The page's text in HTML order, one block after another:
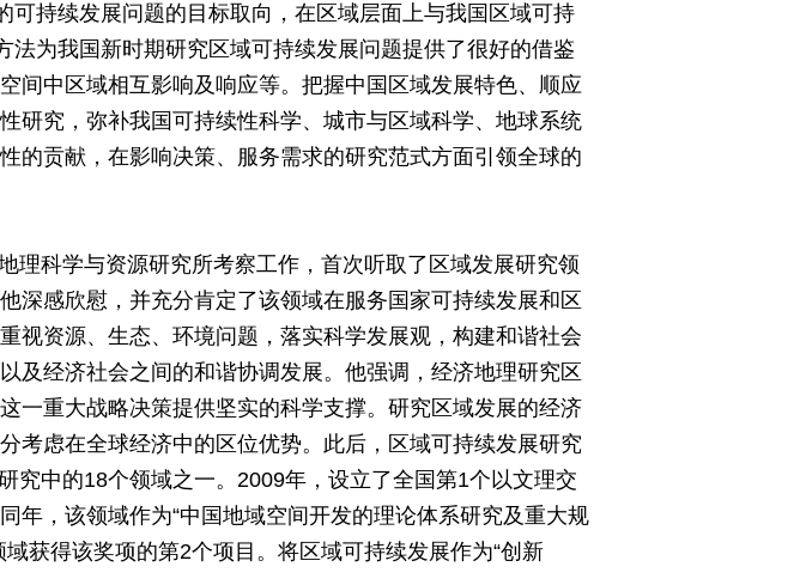
可持续发展问题的目标取向，在区域层面上与我国区域可持
法为我国新时期研究区域可持续发展问题提供了很好的借鉴
间中区域相互影响及响应等。把握中国区域发展特色、顺应
研究，弥补我国可持续性科学、城市与区域科学、地球系统
的贡献，在影响决策、服务需求的研究范式方面引领全球的
理科学与资源研究所考察工作，首次听取了区域发展研究领
深感欣慰，并充分肯定了该领域在服务国家可持续发展和区
视资源、生态、环境问题，落实科学发展观，构建和谐社会
及经济社会之间的和谐协调发展。他强调，经济地理研究区
一重大战略决策提供坚实的科学支撑。研究区域发展的经济
考虑在全球经济中的区位优势。此后，区域可持续发展研究
究中的18个领域之一。2009年，设立了全国第1个以文理交
年，该领域作为“中国地域空间开发的理论体系研究及重大规
获得该奖项的第2个项目。将区域可持续发展作为“创新